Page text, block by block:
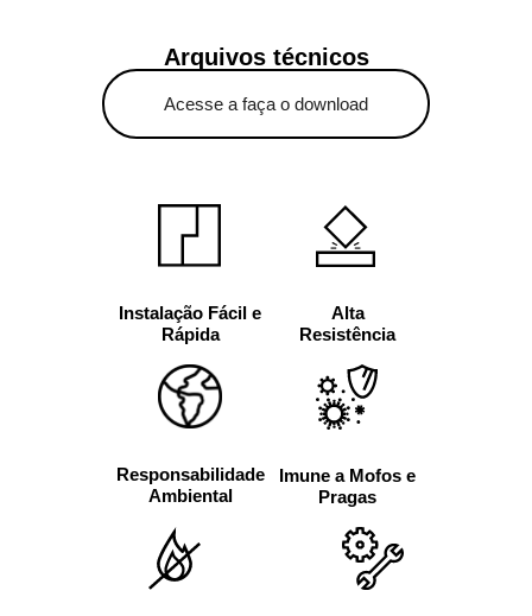
Arquivos técnicos
Acesse a faça o download
Instalação Fácil e
Rápida
Alta
Resistência
Responsabilidade
Ambiental
Imune a Mofos e
Pragas